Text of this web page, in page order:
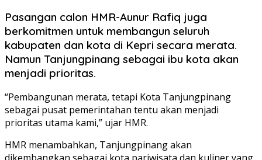
Pasangan calon HMR-Aunur Rafiq juga
berkomitmen untuk membangun seluruh
kabupaten dan kota di Kepri secara merata.
Namun Tanjungpinang sebagai ibu kota akan
menjadi prioritas.
“Pembangunan merata, tetapi Kota Tanjungpinang
sebagai pusat pemerintahan tentu akan menjadi
prioritas utama kami,” ujar HMR.
HMR menambahkan, Tanjungpinang akan